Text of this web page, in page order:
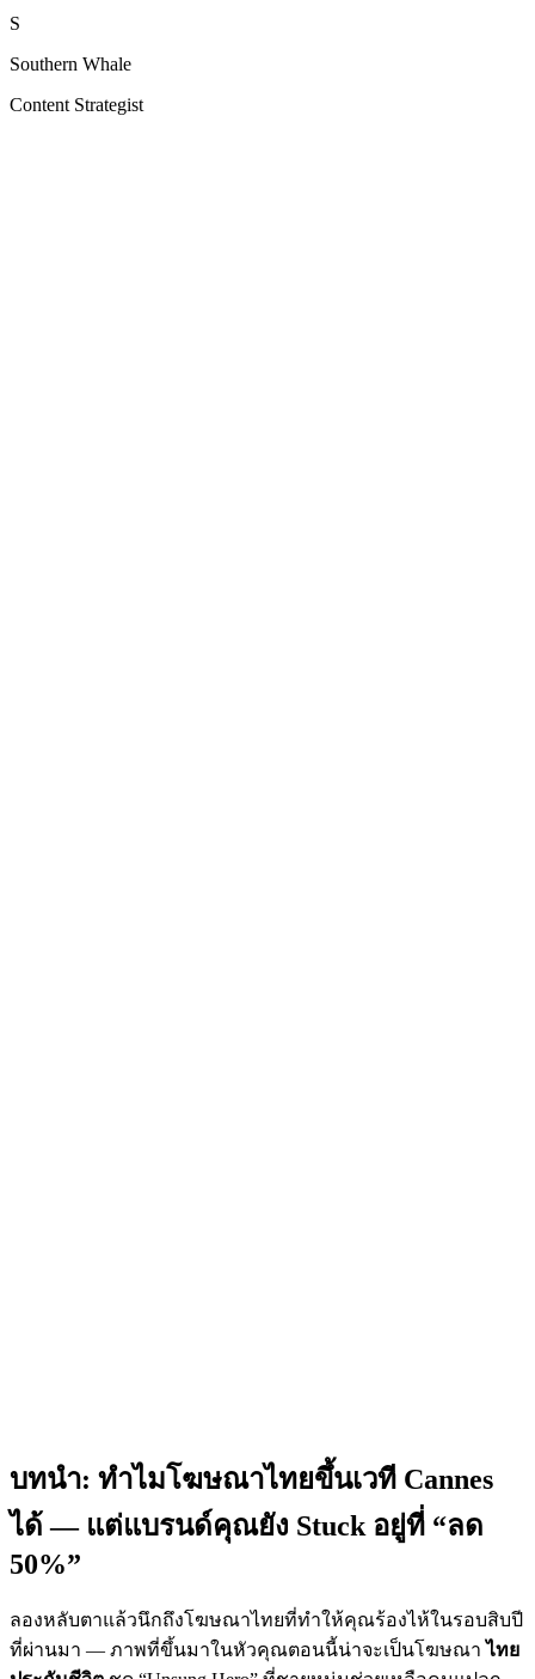
S
Southern Whale
Content Strategist
บทนำ: ทำไมโฆษณาไทยขึ้นเวที Cannes
ได้ — แต่แบรนด์คุณยัง Stuck อยู่ที่ “ลด
50%”
ลองหลับตาแล้วนึกถึงโฆษณาไทยที่ทำให้คุณร้องไห้ในรอบสิบปี
ที่ผ่านมา — ภาพที่ขึ้นมาในหัวคุณตอนนี้น่าจะเป็นโฆษณาไทย